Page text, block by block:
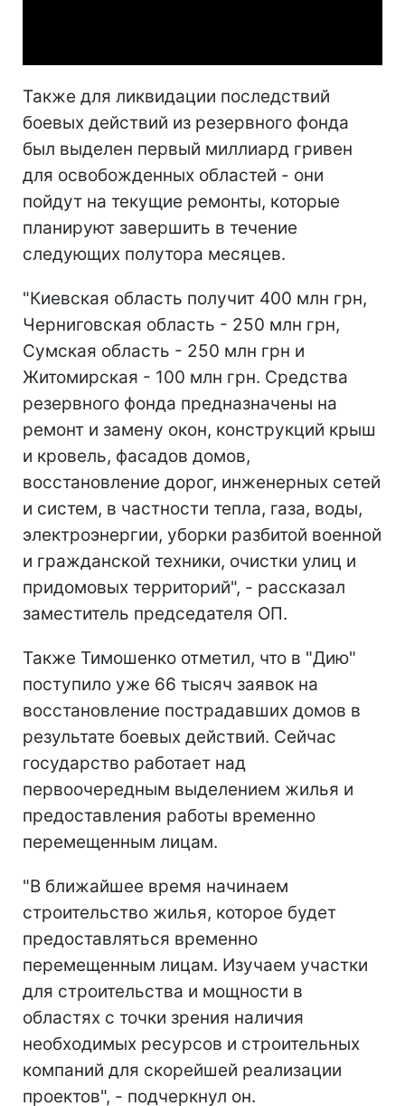
Также для ликвидации последствий
боевых действий из резервного фонда
был выделен первый миллиард гривен
для освобожденных областей - они
пойдут на текущие ремонты, которые
планируют завершить в течение
следующих полутора месяцев.
"Киевская область получит 400 млн грн,
Черниговская область - 250 млн грн,
Сумская область - 250 млн грн и
Житомирская - 100 млн грн. Средства
резервного фонда предназначены на
ремонт и замену окон, конструкций крыш
и кровель, фасадов домов,
восстановление дорог, инженерных сетей
и систем, в частности тепла, газа, воды,
электроэнергии, уборки разбитой военной
и гражданской техники, очистки улиц и
придомовых территорий", - рассказал
заместитель председателя ОП.
Также Тимошенко отметил, что в "Дию"
поступило уже 66 тысяч заявок на
восстановление пострадавших домов в
результате боевых действий. Сейчас
государство работает над
первоочередным выделением жилья и
предоставления работы временно
перемещенным лицам.
"В ближайшее время начинаем
строительство жилья, которое будет
предоставляться временно
перемещенным лицам. Изучаем участки
для строительства и мощности в
областях с точки зрения наличия
необходимых ресурсов и строительных
компаний для скорейшей реализации
проектов", - подчеркнул он.